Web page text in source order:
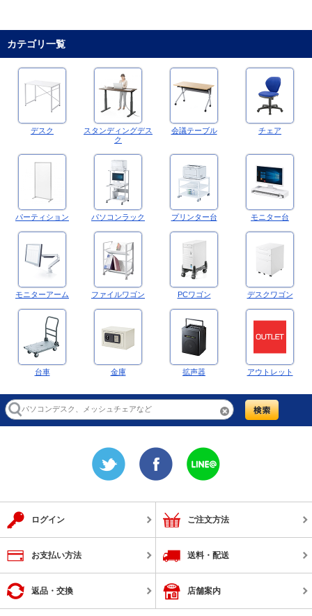
カテゴリ一覧
デスク
スタンディングデス
ク
会議テーブル チェア
パーティション パソコンラック プリンター台 モニター台
モニターアーム ファイルワゴン PCワゴン デスクワゴン
台車 金庫 拡声器 アウトレット
ログイン ご注文方法
お支払い方法 送料・配送
返品・交換 店舗案内